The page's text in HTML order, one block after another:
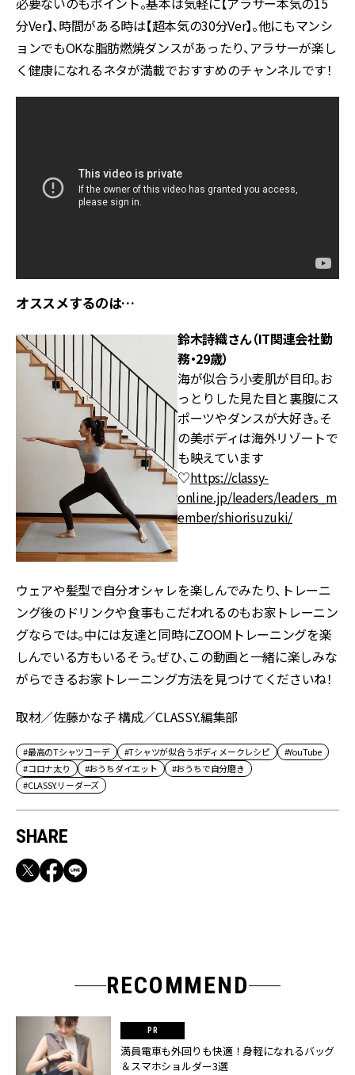
分Ver】、時間がある時は【超本気の30分Ver】。他にもマンシ
ョンでもOKな脂肪燃焼ダンスがあったり、アラサーが楽し
く健康になれるネタが満載でおすすめのチャンネルです！
オススメするのは…
鈴木詩織さん（IT関連会社勤
務・29歳）
海が似合う小麦肌が目印。お
っとりした見た目と裏腹にス
ポーツやダンスが大好き。そ
の美ボディは海外リゾートで
も映えています
♡https://classy-
online.jp/leaders/leaders_m
ember/shiorisuzuki/
ウェアや髪型で自分オシャレを楽しんでみたり、トレーニ
ング後のドリンクや食事もこだわれるのもお家トレーニン
グならでは。中には友達と同時にZOOMトレーニングを楽
しんでいる方もいるそう。ぜひ、この動画と一緒に楽しみな
がらできるお家トレーニング方法を見つけてくださいね！
取材／佐藤かな子 構成／CLASSY.編集部
#最高のTシャツコーデ #Tシャツが似合うボディメークレシピ
#YouTube
#コロナ太り
#おうちダイエット
#おうちで自分磨き
#CLASSY.リーダーズ
SHARE
RECOMMEND
満員電車も外回りも快適！身軽になれるバッグ
＆スマホショルダー3選